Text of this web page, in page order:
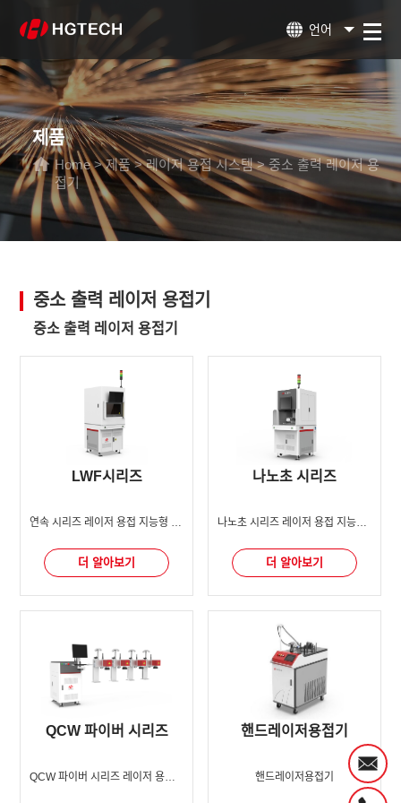
언어
제품
Home>제품>레이저 용접 시스템>중소 출력 레이저 용
접기
중소 출력 레이저 용접기
중소 출력 레이저 용접기
LWF시리즈
더 알아보기
나노초 시리즈
더 알아보기
QCW 파이버 시리즈
QCW 파이버 시리즈 레이저 용접 지능형 장비
핸드레이저용접기
핸드레이저용접기